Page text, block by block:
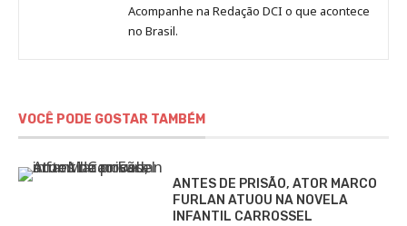
Jornal
DCI
Acompanhe na Redação DCI o que acontece
no Brasil.
VOCÊ PODE GOSTAR TAMBÉM
ANTES DE PRISÃO, ATOR MARCO
FURLAN ATUOU NA NOVELA
INFANTIL CARROSSEL